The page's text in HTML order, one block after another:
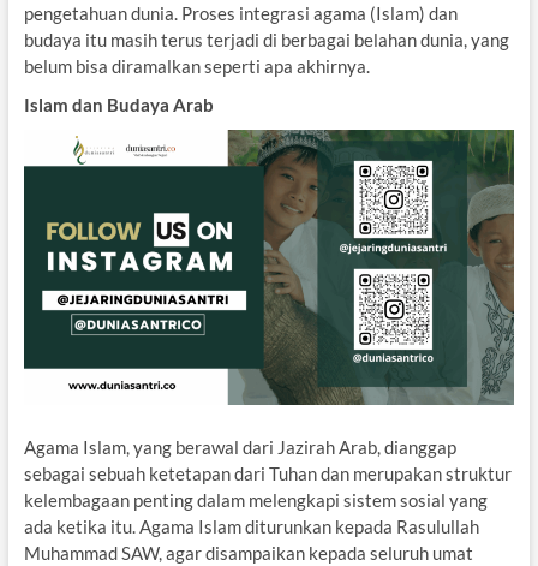
pengetahuan dunia. Proses integrasi agama (Islam) dan
budaya itu masih terus terjadi di berbagai belahan dunia, yang
belum bisa diramalkan seperti apa akhirnya.
Islam dan Budaya Arab
Agama Islam, yang berawal dari Jazirah Arab, dianggap
sebagai sebuah ketetapan dari Tuhan dan merupakan struktur
kelembagaan penting dalam melengkapi sistem sosial yang
ada ketika itu. Agama Islam diturunkan kepada Rasulullah
Muhammad SAW, agar disampaikan kepada seluruh umat